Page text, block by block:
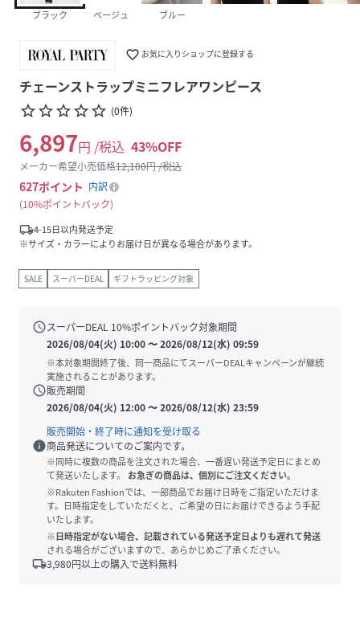
ブラック ベージュ ブルー
favorite_border お気に入りショップに登録する
チェーンストラップミニフレアワンピース
star_borderstar_borderstar_borderstar_borderstar_border (0件)
6,897円 /税込 43%OFF
メーカー希望小売価格12,100円 /税込
627ポイント 内訳
10%ポイントバック
local_shipping4-15日以内発送予定
※サイズ・カラーによりお届け日が異なる場合があります。
SALE スーパーDEAL ギフトラッピング対象
scheduleスーパーDEAL 10%ポイントバック対象期間
2026/08/04(火) 10:00〜2026/08/12(水) 09:59
※本対象期間終了後、同一商品にてスーパーDEALキャンペーンが継続
実施されることがあります。
schedule販売期間
2026/08/04(火) 12:00〜2026/08/12(水) 23:59
販売開始・終了時に通知を受け取る
info商品発送についてのご案内です。
※同時に複数の商品を注文された場合、一番遅い発送予定日にまとめ
て発送いたします。
お急ぎの商品は、個別にご注文ください。
※Rakuten Fashionでは、一部商品でお届け日時をご指定いただけま
す。日時指定をしていただくと、ご希望の日にお届けできるよう手配
いたします。
※日時指定がない場合、記載されている発送予定日よりも遅れて発送
される場合がございますので、あらかじめご了承ください。
local_shipping3,980円以上の購入で送料無料